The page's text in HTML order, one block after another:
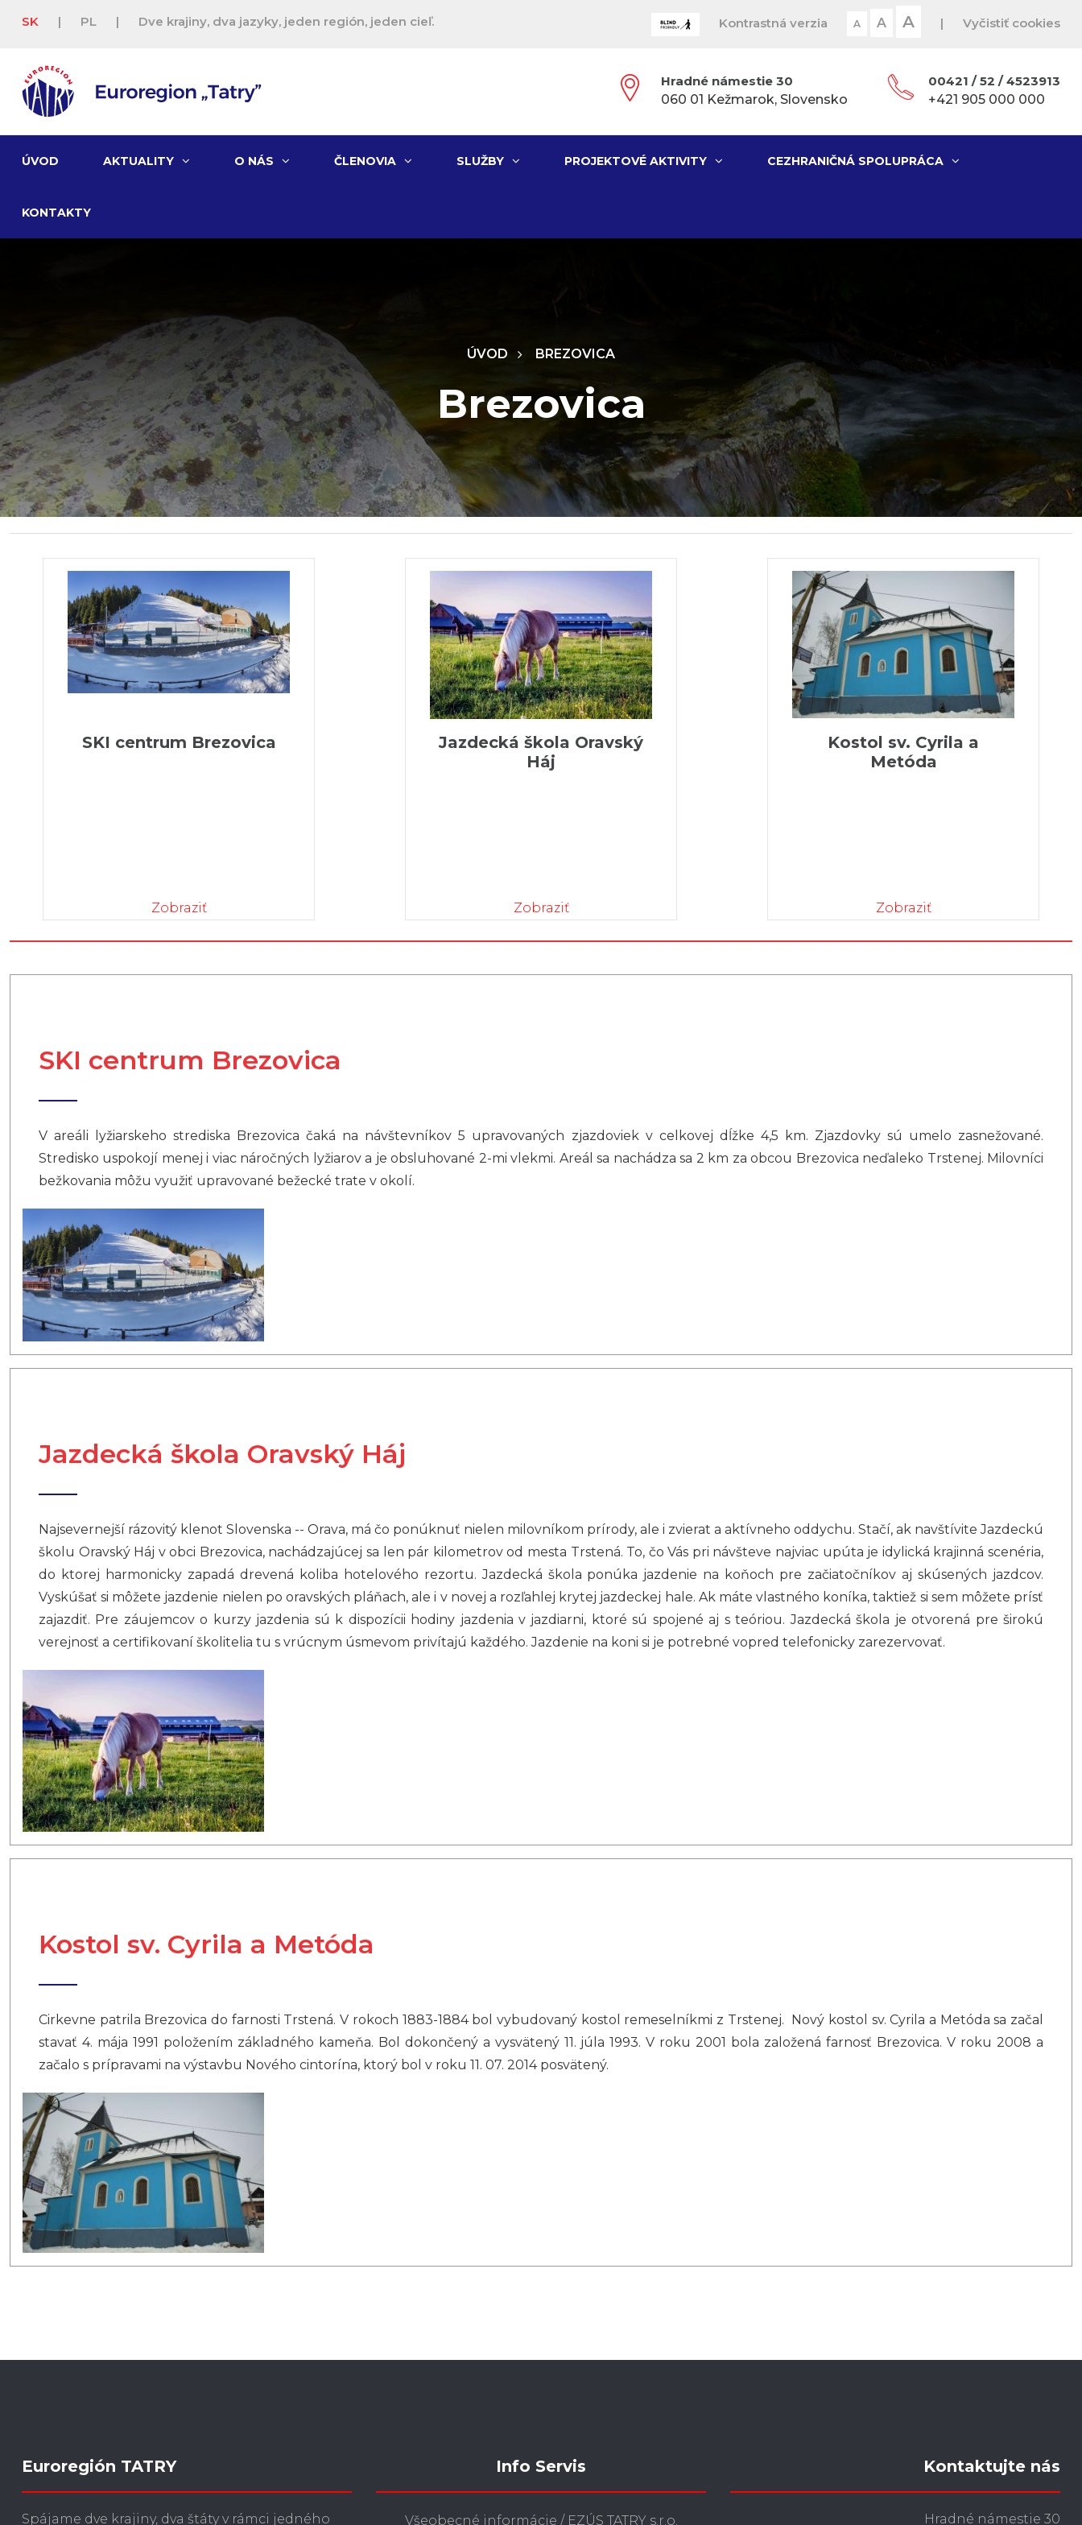
SK | PL | Dve krajiny, dva jazyky, jeden región, jeden cieľ. Kontrastná verzia A A A | Vyčistiť cookies
Hradné námestie 30
060 01 Kežmarok, Slovensko
00421 / 52 / 4523913
+421 905 000 000
ÚVOD AKTUALITY O NÁS ČLENOVIA SLUŽBY PROJEKTOVÉ AKTIVITY CEZHRANIČNÁ SPOLUPRÁCA
KONTAKTY
ÚVOD BREZOVICA
Brezovica
SKI centrum Brezovica
Zobraziť
Jazdecká škola Oravský
Háj
Zobraziť
Kostol sv. Cyrila a
Metóda
Zobraziť
SKI centrum Brezovica
V areáli lyžiarskeho strediska Brezovica čaká na návštevníkov 5 upravovaných zjazdoviek v celkovej dĺžke 4,5 km. Zjazdovky sú umelo zasnežované.
Stredisko uspokojí menej i viac náročných lyžiarov a je obsluhované 2-mi vlekmi. Areál sa nachádza sa 2 km za obcou Brezovica neďaleko Trstenej. Milovníci
bežkovania môžu využiť upravované bežecké trate v okolí.
Jazdecká škola Oravský Háj
Najsevernejší rázovitý klenot Slovenska -- Orava, má čo ponúknuť nielen milovníkom prírody, ale i zvierat a aktívneho oddychu. Stačí, ak navštívite Jazdeckú
školu Oravský Háj v obci Brezovica, nachádzajúcej sa len pár kilometrov od mesta Trstená. To, čo Vás pri návšteve najviac upúta je idylická krajinná scenéria,
do ktorej harmonicky zapadá drevená koliba hotelového rezortu. Jazdecká škola ponúka jazdenie na koňoch pre začiatočníkov aj skúsených jazdcov.
Vyskúšať si môžete jazdenie nielen po oravských pláňach, ale i v novej a rozľahlej krytej jazdeckej hale. Ak máte vlastného koníka, taktiež si sem môžete prísť
zajazdiť. Pre záujemcov o kurzy jazdenia sú k dispozícii hodiny jazdenia v jazdiarni, ktoré sú spojené aj s teóriou. Jazdecká škola je otvorená pre širokú
verejnosť a certifikovaní školitelia tu s vrúcnym úsmevom privítajú každého. Jazdenie na koni si je potrebné vopred telefonicky zarezervovať.
Kostol sv. Cyrila a Metóda
Cirkevne patrila Brezovica do farnosti Trstená. V rokoch 1883-1884 bol vybudovaný kostol remeselníkmi z Trstenej. Nový kostol sv. Cyrila a Metóda sa začal
stavať 4. mája 1991 položením základného kameňa. Bol dokončený a vysvätený 11. júla 1993. V roku 2001 bola založená farnosť Brezovica. V roku 2008 a
začalo s prípravami na výstavbu Nového cintorína, ktorý bol v roku 11. 07. 2014 posvätený.
Euroregión TATRY
Spájame dve krajiny, dva štáty v rámci jedného
Info Servis
Všeobecné informácie / EZÚS TATRY s.r.o.
Kontaktujte nás
Hradné námestie 30